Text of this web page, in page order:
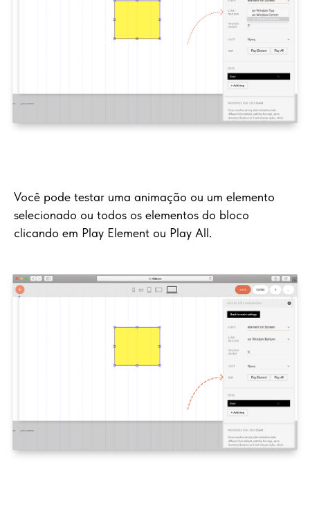
Você pode testar uma animação ou um elemento
selecionado ou todos os elementos do bloco
clicando em Play Element ou Play All.